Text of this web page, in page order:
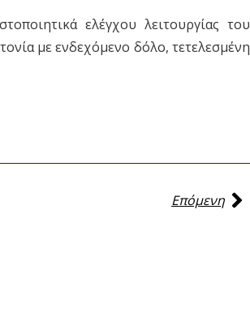
ελέγχου λειτουργίας του
με ενδεχόμενο δόλο, τετελεσμένη
Επόμενη